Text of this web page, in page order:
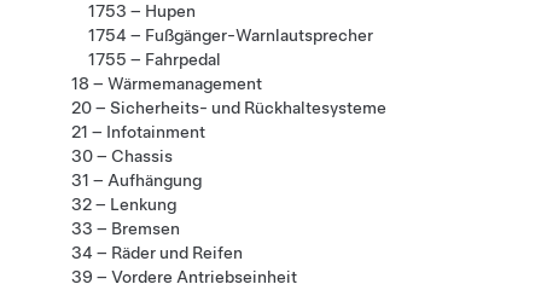
1753 – Hupen
1754 – Fußgänger-Warnlautsprecher
1755 – Fahrpedal
18 – Wärmemanagement
20 – Sicherheits- und Rückhaltesysteme
21 – Infotainment
30 – Chassis
31 – Aufhängung
32 – Lenkung
33 – Bremsen
34 – Räder und Reifen
39 – Vordere Antriebseinheit